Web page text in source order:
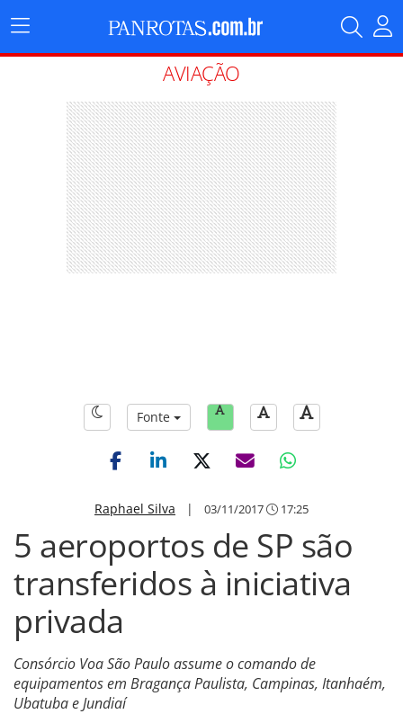
Menu
Principal
AVIAÇÃO
Fonte
Raphael Silva | 03/11/2017 17:25
5 aeroportos de SP são
transferidos à iniciativa
privada
Consórcio Voa São Paulo assume o comando de
equipamentos em Bragança Paulista, Campinas, Itanhaém,
Ubatuba e Jundiaí